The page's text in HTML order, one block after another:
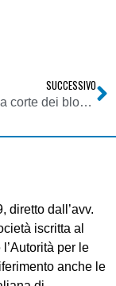
SUCCESSIVO
La BBC alla corte dei blogger russi
diretto dall’avv.
iscritta al
per le
anche le